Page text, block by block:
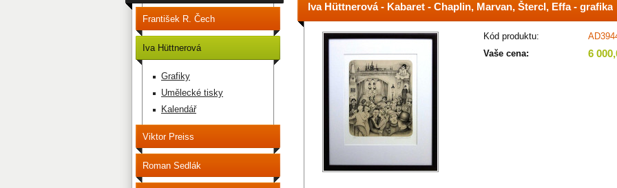
Iva Hüttnerová - Kabaret - Chaplin, Marvan, Štercl, Effa - grafika
Kód produktu:
Vaše cena:
6
František R. Čech
Iva Hüttnerová
Grafiky
Umělecké tisky
Kalendář
Viktor Preiss
Roman Sedlák